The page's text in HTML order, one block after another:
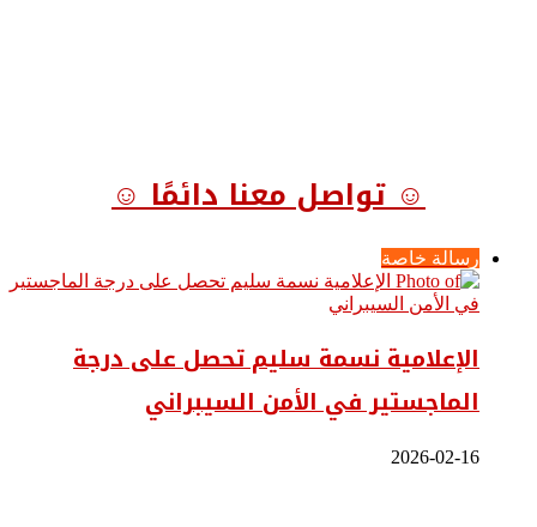
☺ تواصل معنا دائمًا ☺
رسالة خاصة
الإعلامية نسمة سليم تحصل على درجة
الماجستير في الأمن السيبراني
2026-02-16